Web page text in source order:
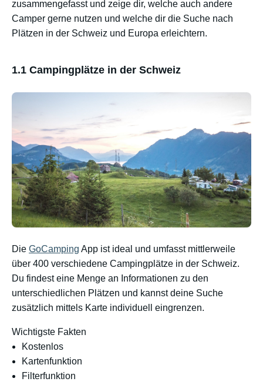
zusammengefasst und zeige dir, welche auch andere
Camper gerne nutzen und welche dir die Suche nach
Plätzen in der Schweiz und Europa erleichtern.
1.1 Campingplätze in der Schweiz
Die GoCamping App ist ideal und umfasst mittlerweile
über 400 verschiedene Campingplätze in der Schweiz.
Du findest eine Menge an Informationen zu den
unterschiedlichen Plätzen und kannst deine Suche
zusätzlich mittels Karte individuell eingrenzen.
Wichtigste Fakten
Kostenlos
Kartenfunktion
Filterfunktion